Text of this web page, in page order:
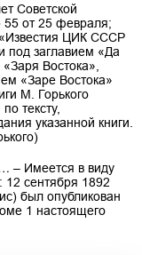
Советской
55 от 25 февраля;
«Известия ЦИК СССР
заглавием «Да
Востока»,
«Заре Востока»
М. Горького
тексту,
указанной книги.
– Имеется в виду
12 сентября 1892
был опубликован
1 настоящего